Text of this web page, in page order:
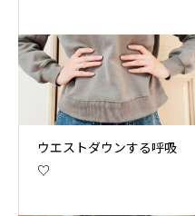
ウエストダウンする呼吸
♡